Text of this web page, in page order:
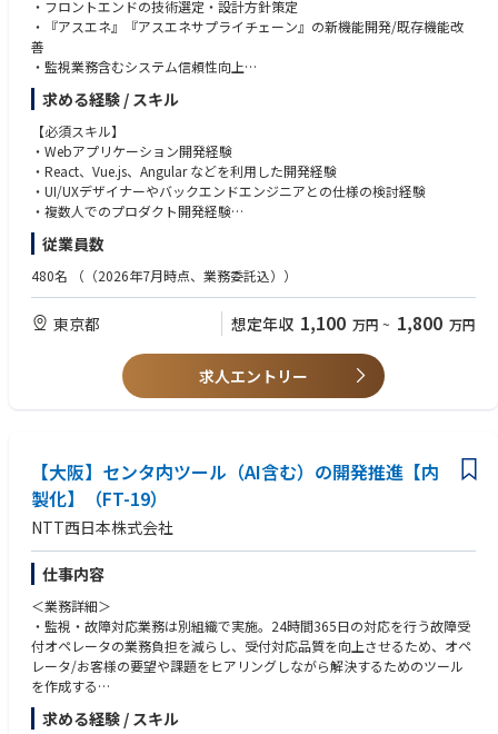
・予算や目標を達成するための案件管理・フォーキャスト
・お客さまにとっての弊社代表としての活動
・お客さま満足度向上、課題解決、円滑な顧客体験提供のための国内外組
織横断チーム組成・リード
■"Agentic(エージェンティック）"の最先端で一緒に働いてみませんか？
■
UiPathは、エンドツーエンドの業務自動化を通じて、これまで日本企業の
効率化と変革を支えてきました。
今、我々が注力しているのは「エージェンティックオートメーション」。
AIエージェント、RPAのロボット、
人を連携させて、企業全体の業務を安全かつ安定的に自動化することで
す。
UiPath株式会社は本社直下のリージョンに昇格し、日本を最重要拠点と位
日本から世界へソリューションを発信することを目指しています。
UiPathは、好奇心旺盛で、自ら進んで動けるフットワークの軽い人材を求
UiPathでエージェンティックオートメーションを実現し、共に社会を変革
しましょう。
・フロントエンドの技術選定・設計方針策定
・『アスエネ』『アスエネサプライチェーン』の新機能開発/既存機能改
善
・監視業務含むシステム信頼性向上
・カスタマーニーズを深く理解した上での整理、あるべき仕様への落とし
込み
・デザイナー/プロダクトマネージャーと共にUI/UXデザインの検討
【開発環境】
・フレームワーク: Vue.js
・開発言語: JavaScript, TypeScript
・データベース: PostgreSQL
・ソースコード管理: GitHub
・CI/CD: CircleCI
・ドキュメント: Google workspace
・チャット: Slack
求める経験 / スキル
【必須スキル】
・Webアプリケーション開発経験
・React、Vue.js、Angular などを利用した開発経験
・UI/UXデザイナーやバックエンドエンジニアとの仕様の検討経験
・複数人でのプロダクト開発経験
【歓迎スキル】
・Node.jsなどによるバックエンド開発の経験
・WebアプリケーションのUI設計やデザイン経験
・テックリード等の技術に関する意思決定責任者の経験
【求める人物像】
・主体的に行動し、自らの領域だけに囚われずプロダクトを俯瞰し常に改
・AIやブロックチェーン等最新技術を積極的に学習して顧客オリエンテッ
ドなサービス構築に向け社内外のシステムに実装させたい方
・Mission「次世代によりよい世界を」に共感し、主体的かつ自由に企業カ
ルチャーをゼロから一緒に創りあげていきたい方
従業員数
480名 （（2026年7月時点、業務委託込））
東京都 想定年収 1,100 万円 ~ 1,800 万円
求人エントリー
【大阪】センタ内ツール（AI含む）の開発推進【内
製化】（FT-19）
NTT西日本株式会社
仕事内容
＜業務詳細＞
・監視・故障対応業務は別組織で実施。24時間365日の対応を行う故障受
付オペレータの業務負担を減らし、受付対応品質を向上させるため、オペ
レータ/お客様の要望や課題をヒアリングしながら解決するためのツール
を作成する
・案件毎に2名程度のチームを構築し、企画から導入までを推進。
・実装方法・開発納期については裁量をもって、コントロール可能。
求める経験 / スキル